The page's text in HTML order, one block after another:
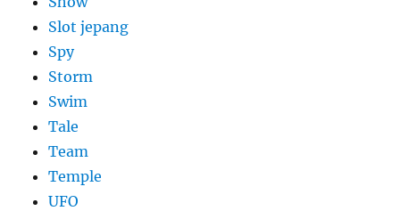
Slot jepang
Spy
Storm
Swim
Tale
Team
Temple
UFO